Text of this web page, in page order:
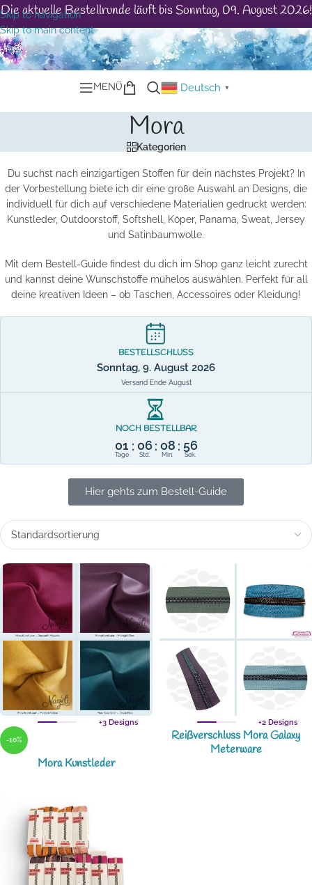
Skip to navigation
Skip to main content
Die aktuelle Bestellrunde läuft bis Sonntag, 09. August 2026!
MENÜ Deutsch ▼
Mora
Kategorien
Du suchst nach einzigartigen Stoffen für dein nächstes Projekt? In
der Vorbestellung biete ich dir eine große Auswahl an Designs, die
individuell für dich auf verschiedene Materialien gedruckt werden:
Kunstleder, Outdoorstoff, Softshell, Köper, Panama, Sweat, Jersey
und Satinbaumwolle.
Mit dem Bestell-Guide findest du dich im Shop ganz leicht zurecht
und kannst deine Wunschstoffe mühelos auswählen. Perfekt für all
deine kreativen Ideen – ob Taschen, Accessoires oder Kleidung!
BESTELLSCHLUSS
Sonntag, 9. August 2026
Versand Ende August
NOCH BESTELLBAR
01
Tage
: 06
Std.
: 08
Min.
: 56
Sek.
Hier gehts zum Bestell-Guide
+3 Designs
-10%
Mora Kunstleder
+2 Designs
Reißverschluss Mora Galaxy
Meterware